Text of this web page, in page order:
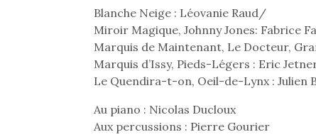
Blanche Neige : Léovanie Raud/
Miroir Magique, Johnny Jones: Fabrice
Marquis de Maintenant, Le Docteur,
Marquis d’Issy, Pieds-Légers : Eric
Le Quendira-t-on, Oeil-de-Lynx : Julien
Au piano : Nicolas Ducloux
Aux percussions : Pierre Gourier